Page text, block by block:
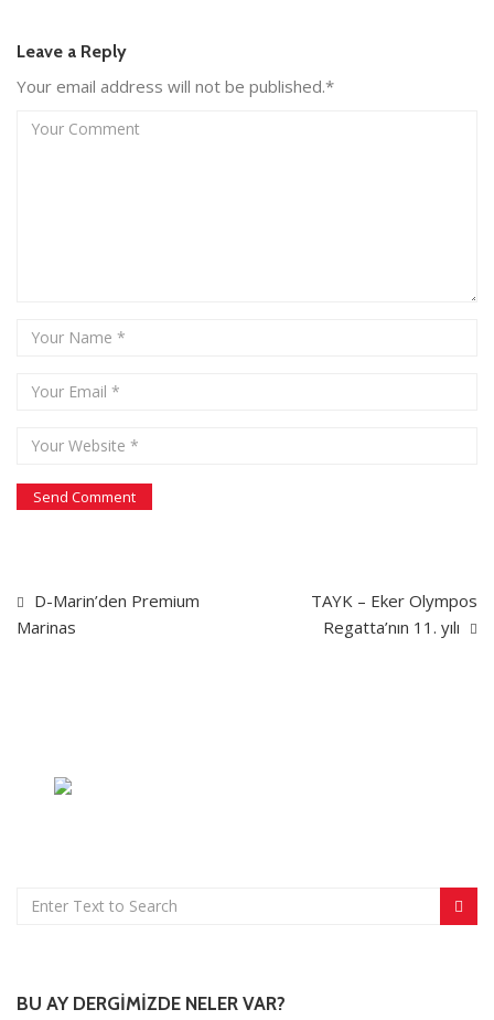
Leave a Reply
Your email address will not be published.*
D-Marin’den Premium
Marinas
TAYK – Eker Olympos
Regatta’nın 11. yılı
BU AY DERGIMIZDE NELER VAR?